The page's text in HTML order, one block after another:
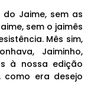
Jaime, sem as
sem o jaimês
Mês sim,
Jaiminho,
à nossa edição
como era desejo